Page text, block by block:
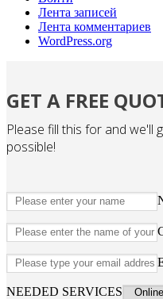
Лента записей
Лента комментариев
WordPress.org
GET A FREE
Please fill this for and we'll
possible!
NEEDED SERVICES